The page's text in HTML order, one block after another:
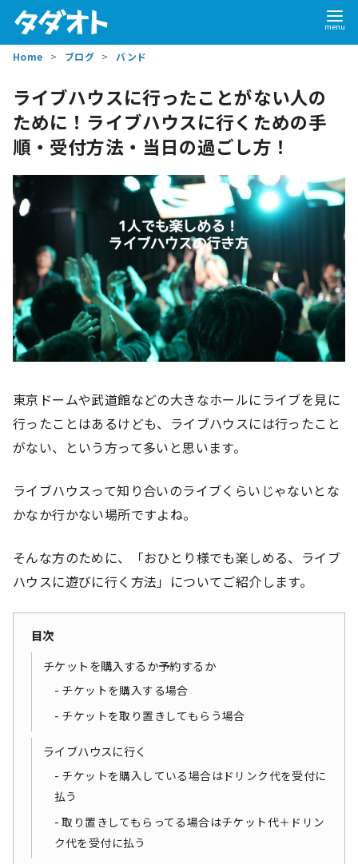
Home ブログ バンド
ライブハウスに行ったことがない人の
ために！ライブハウスに行くための手
順・受付方法・当日の過ごし方！
東京ドームや武道館などの大きなホールにライブを見に
行ったことはあるけども、ライブハウスには行ったこと
がない、という方って多いと思います。
ライブハウスって知り合いのライブくらいじゃないとな
かなか行かない場所ですよね。
そんな方のために、「おひとり様でも楽しめる、ライブ
ハウスに遊びに行く方法」についてご紹介します。
目次
チケットを購入するか予約するか
チケットを購入する場合
チケットを取り置きしてもらう場合
ライブハウスに行く
チケットを購入している場合はドリンク代を受付に
払う
取り置きしてもらってる場合はチケット代＋ドリン
ク代を受付に払う